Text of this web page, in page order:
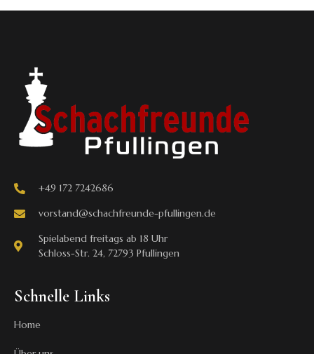
+49 172 7242686
vorstand@schachfreunde-pfullingen.de
Spielabend freitags ab 18 Uhr
Schloss-Str. 24, 72793 Pfullingen
Schnelle Links
Home